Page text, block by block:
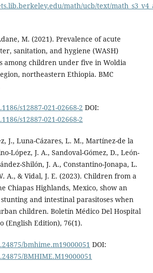
math/ucb/text/
M. (2021). Prevalence of acute
sanitation, and hygiene (WASH)
among children under five in Woldia
northeastern Ethiopia. BMC
s12887-021-02668-2 DOI:
s12887-021-02668-2
J., Luna-Cázares, L. M., Martínez-de la
López, J. A., Sandoval-Gómez, D., León-
Shilón, J. A., Constantino-Jonapa, L.
A., & Vidal, J. E. (2023). Children from a
Chiapas Highlands, Mexico, show an
and intestinal parasitoses when
children. Boletín Médico Del Hospital
(English Edition), 76(1).
bmhime.m19000051 DOI:
BMHIME.M19000051